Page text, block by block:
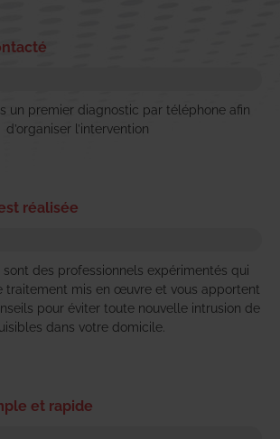
un premier diagnostic par téléphone afin
d’organiser l’intervention
réalisée
des professionnels expérimentés qui
traitement mis en œuvre et vous apportent
pour éviter toute nouvelle intrusion de
dans votre domicile.
et rapide